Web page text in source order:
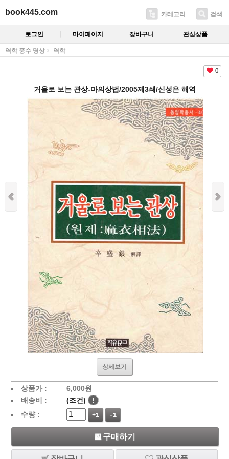
book445.com 카테고리 검색
로그인 마이페이지 장바구니 관심상품
역학 풍수 명상 역학
0
거울로 보는 관상-마의상법/2005제3쇄/신성은 해역
상세보기
상품가 : 6,000원
배송비 :
(조건)
!
수량 :
+1 -1
구매하기